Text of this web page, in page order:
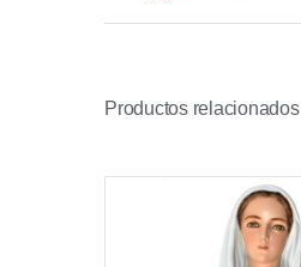
Productos relacionados